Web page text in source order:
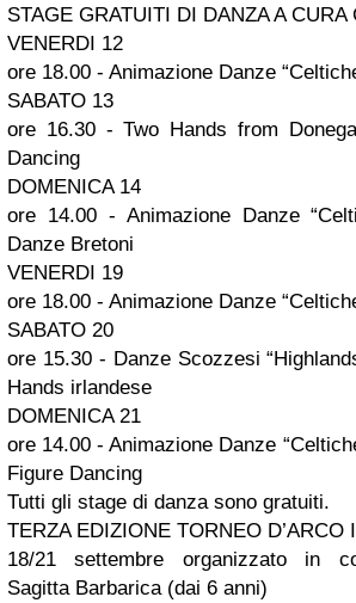
STAGE GRATUITI DI DANZA A CURA
VENERDI 12
ore 18.00 - Animazione Danze
SABATO 13
ore 16.30 - Two Hands from
Dancing
DOMENICA 14
ore 14.00 - Animazione Danze
Danze Bretoni
VENERDI 19
ore 18.00 - Animazione Danze
SABATO 20
ore 15.30 - Danze Scozzesi
Hands irlandese
DOMENICA 21
ore 14.00 - Animazione Danze
Figure Dancing
Tutti gli stage di danza sono gratuiti.
TERZA EDIZIONE TORNEO D’ARCO
18/21 settembre organizzato in
Sagitta Barbarica (dai 6 anni)